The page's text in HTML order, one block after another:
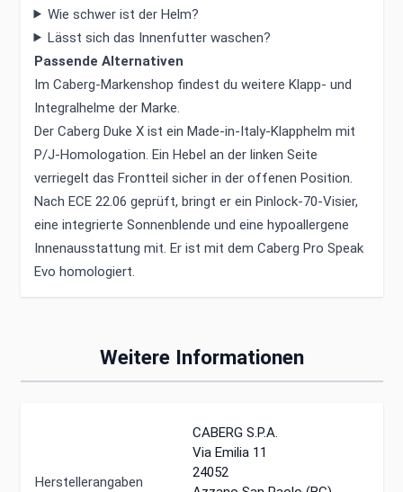
Wie schwer ist der Helm?
Lässt sich das Innenfutter waschen?
Passende Alternativen
Im Caberg-Markenshop findest du weitere Klapp- und
Integralhelme der Marke.
Der Caberg Duke X ist ein Made-in-Italy-Klapphelm mit
P/J-Homologation. Ein Hebel an der linken Seite
verriegelt das Frontteil sicher in der offenen Position.
Nach ECE 22.06 geprüft, bringt er ein Pinlock-70-Visier,
eine integrierte Sonnenblende und eine hypoallergene
Innenausstattung mit. Er ist mit dem Caberg Pro Speak
Evo homologiert.
Weitere Informationen
Herstellerangaben
CABERG S.P.A.
Via Emilia 11
24052